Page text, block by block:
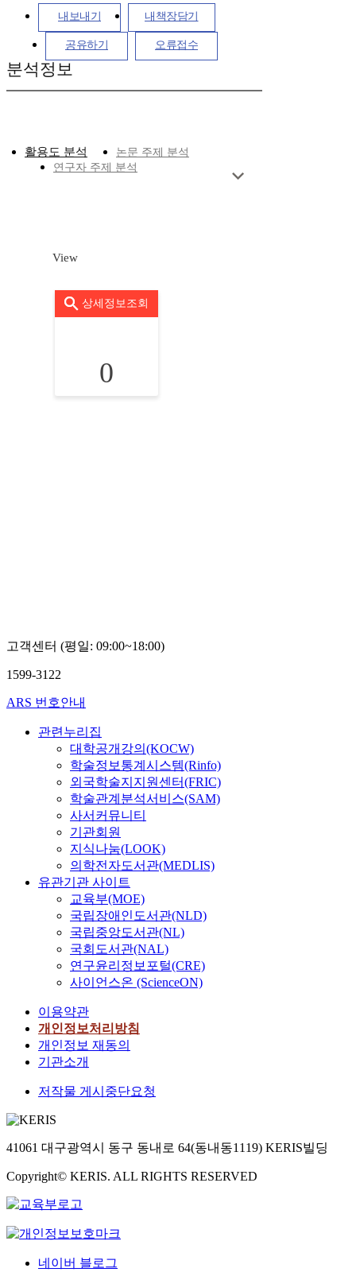
내보내기 내책장담기
공유하기 오류접수
분석정보
활용도 분석
논문 주제 분석
연구자 주제 분석
View
상세정보조회
0
고객센터 (평일: 09:00~18:00)
1599-3122
ARS 번호안내
관련누리집
대학공개강의(KOCW)
학술정보통계시스템(Rinfo)
외국학술지지원센터(FRIC)
학술관계분석서비스(SAM)
사서커뮤니티
기관회원
지식나눔(LOOK)
의학전자도서관(MEDLIS)
유관기관 사이트
교육부(MOE)
국립장애인도서관(NLD)
국립중앙도서관(NL)
국회도서관(NAL)
연구윤리정보포털(CRE)
사이언스온 (ScienceON)
이용약관
개인정보처리방침
개인정보 재동의
기관소개
저작물 게시중단요청
41061 대구광역시 동구 동내로 64(동내동1119) KERIS빌딩
Copyright© KERIS. ALL RIGHTS RESERVED
네이버 블로그